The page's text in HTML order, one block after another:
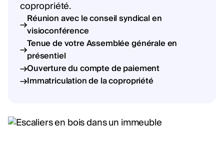
copropriété.
Réunion avec le conseil syndical en
visioconférence
Tenue de votre Assemblée générale en
présentiel
Ouverture du compte de paiement
Immatriculation de la copropriété